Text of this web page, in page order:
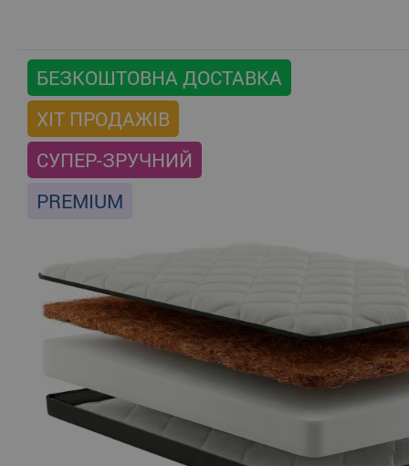
БЕЗКОШТОВНА ДОСТАВКА
ХІТ ПРОДАЖІВ
СУПЕР-ЗРУЧНИЙ
PREMIUM